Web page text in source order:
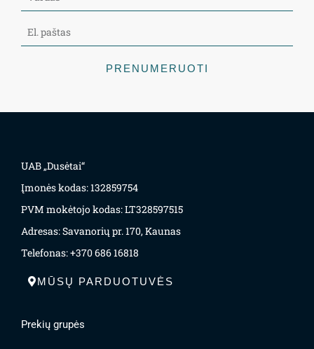
PRENUMERUOTI
UAB „Dusėtai“
Įmonės kodas: 132859754
PVM mokėtojo kodas: LT328597515
Adresas: Savanorių pr. 170, Kaunas
Telefonas: +370 686 16818
MŪSŲ PARDUOTUVĖS
Prekių grupės